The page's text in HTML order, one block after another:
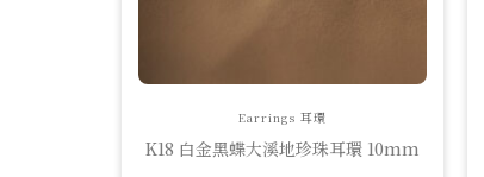
Earrings 耳環
K18 白金黑蝶大溪地珍珠耳環 10mm